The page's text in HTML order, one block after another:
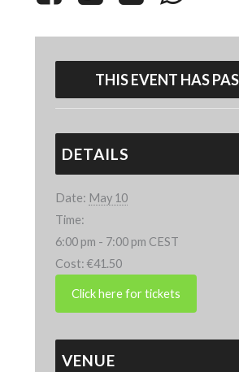
THIS EVENT HAS
DETAILS
Date: May 10
Time:
6:00 pm - 7:00 pm CEST
Cost: €41.50
VENUE